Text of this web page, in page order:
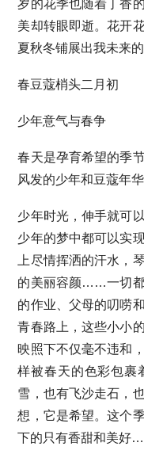
岁的花季也随着丁香
美却转眼即逝。花开
夏秋冬铺展出我未来
春豆蔻梢头二月初
少年意气与春争
春天是孕育希望的季
风发的少年和豆蔻年华
少年时光，伸手就可
少年的梦中都可以实
上尽情挥洒的汗水，
的美丽容颜……一切都
的作业、父母的叨唠
青春路上，这些小小
映照下不仅毫不违和
样被春天的色彩包裹
雪，也有飞沙走石，
想，它是希望。这个
下的只有香甜和美好